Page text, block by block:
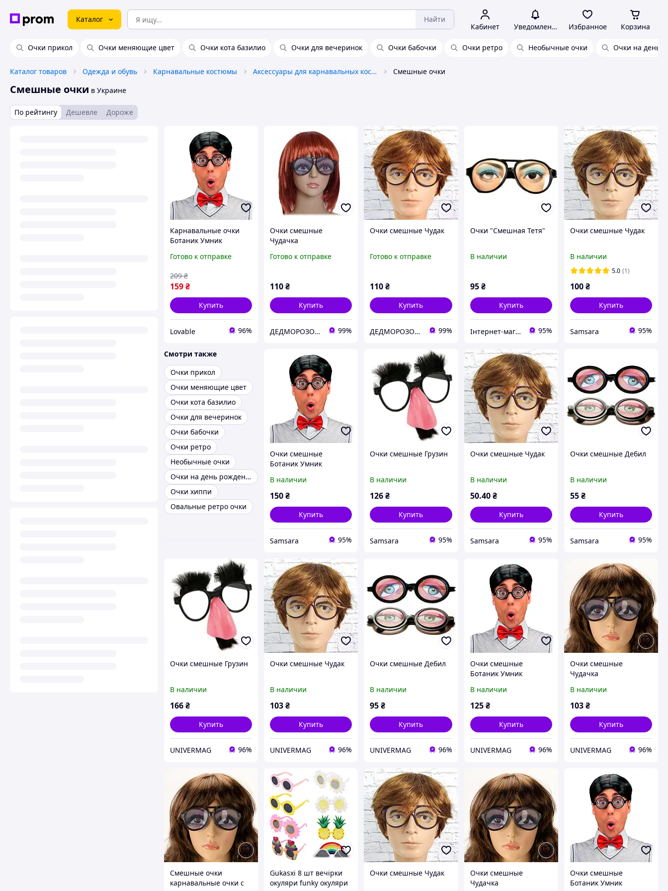
Каталог Найти
Кабинет Уведомления Избранное Корзина
Очки прикол Очки меняющие цвет Очки кота базилио Очки для вечеринок Очки бабочки Очки ретро Необычные очки Очки на день
Каталог товаров Одежда и обувь Карнавальные костюмы Аксессуары для карнавальных костюмов Смешные очки
Смешные очки в Украине
По рейтингу Дешевле Дороже
Карнавальные очки
Ботаник Умник
смешные прикольные
серебристые
Готово к отправке
159₴
209 ₴
Купить
Lovable 96%
Очки смешные
Чудачка
Готово к отправке
110₴
Купить
ДЕДМОРОЗОВИК 99%
Очки смешные Чудак
Готово к отправке
110₴
Купить
ДЕДМОРОЗОВИК 99%
Очки "Смешная Тетя"
В наличии
95 ₴
Купить
Інтернет-магазин "Карнавал" 95%
Очки смешные Чудак
В наличии
5.0 (1)
100₴
Купить
Samsara 95%
Смотри также
Очки прикол
Очки меняющие цвет
Очки кота базилио
Очки для вечеринок
Очки бабочки
Очки ретро
Необычные очки
Очки на день рождения
Очки хиппи
Овальные ретро очки
Очки смешные
Ботаник Умник
В наличии
150₴
Купить
Samsara 95%
Очки смешные Грузин
В наличии
126₴
Купить
Samsara 95%
Очки смешные Чудак
В наличии
50.40 ₴
Купить
Samsara 95%
Очки смешные Дебил
В наличии
55₴
Купить
Samsara 95%
Очки смешные Грузин
В наличии
166₴
Купить
UNIVERMAG 96%
Очки смешные Чудак
В наличии
103₴
Купить
UNIVERMAG 96%
Очки смешные Дебил
В наличии
95₴
Купить
UNIVERMAG 96%
Очки смешные
Ботаник Умник
В наличии
125 ₴
Купить
UNIVERMAG 96%
Очки смешные
Чудачка
В наличии
103₴
Купить
UNIVERMAG 96%
Смешные очки
карнавальные очки с
Gukasxi 8 шт вечірки
окуляри funky окуляри
Очки смешные Чудак
Очки смешные
Чудачка
Очки смешные
Ботаник Умник